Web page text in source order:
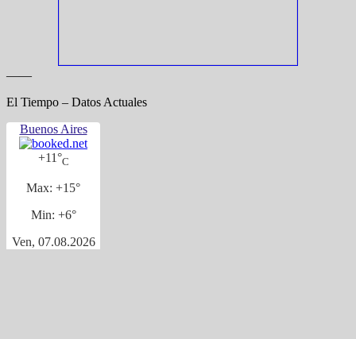
——
El Tiempo – Datos Actuales
Buenos Aires
+11°C
Max: +15°
Min: +6°
Ven, 07.08.2026